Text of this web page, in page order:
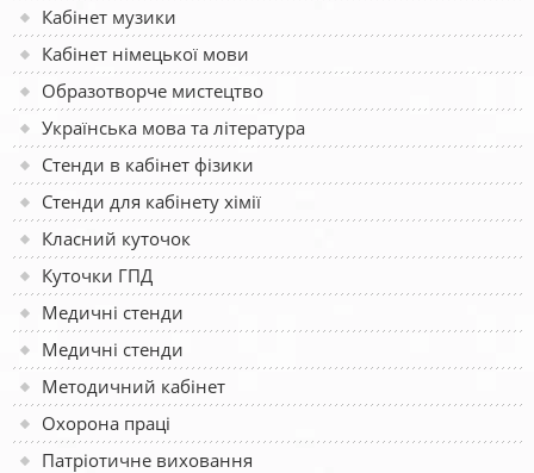
Кабінет музики
Кабінет німецької мови
Образотворче мистецтво
Українська мова та література
Стенди в кабінет фізики
Стенди для кабінету хімії
Класний куточок
Куточки ГПД
Медичні стенди
Медичні стенди
Методичний кабінет
Охорона праці
Патріотичне виховання